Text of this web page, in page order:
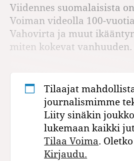
Viidennes suomalaisista
Voiman videolla 100-
Vahovirta ja muut
miten kokevat vanhuuden.
Tilaajat
journalismimme
Liity sinäkin
lukemaan kaikki
Tilaa Voima.
Kirjaudu.